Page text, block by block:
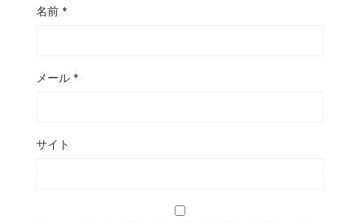
名前 *
メール *
サイト